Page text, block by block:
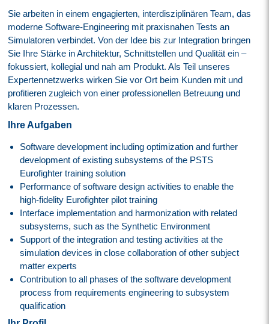
Sie arbeiten in einem engagierten, interdisziplinären Team, das
moderne Software-Engineering mit praxisnahen Tests an
Simulatoren verbindet. Von der Idee bis zur Integration bringen
Sie Ihre Stärke in Architektur, Schnittstellen und Qualität ein –
fokussiert, kollegial und nah am Produkt. Als Teil unseres
Expertennetzwerks wirken Sie vor Ort beim Kunden mit und
profitieren zugleich von einer professionellen Betreuung und
klaren Prozessen.
Ihre Aufgaben
Software development including optimization and further
development of existing subsystems of the PSTS
Eurofighter training solution
Performance of software design activities to enable the
high-fidelity Eurofighter pilot training
Interface implementation and harmonization with related
subsystems, such as the Synthetic Environment
Support of the integration and testing activities at the
simulation devices in close collaboration of other subject
matter experts
Contribution to all phases of the software development
process from requirements engineering to subsystem
qualification